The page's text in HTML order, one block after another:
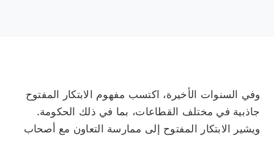
وفي السنوات الأخيرة، اكتسب مفهوم الابتكار المفتوح
جاذبية في مختلف القطاعات، بما في ذلك الحكومة.
ويشير الابتكار المفتوح إلى ممارسة التعاون مع أصحاب